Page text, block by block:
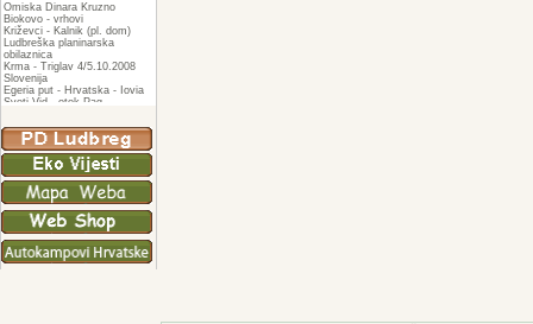
Omiska Dinara Kruzno
Biokovo - vrhovi
Križevci - Kalnik (pl. dom)
Ludbreška planinarska
obilaznica
Krma - Triglav 4/5.10.2008
Slovenija
Egeria put - Hrvatska - Iovia
Sveti Vid - otok Pag
ZIR
Podkilavac-Mudna dol-Hahlići-
Kolac-Podki